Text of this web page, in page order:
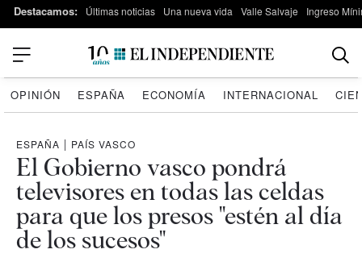
Destacamos: Últimas noticias Una nueva vida Valle Salvaje Ingreso
OPINIÓN ESPAÑA ECONOMÍA INTERNACIONAL
ESPAÑA | PAÍS VASCO
El Gobierno vasco pondrá
televisores en todas las celdas
para que los presos "estén al día
de los sucesos"